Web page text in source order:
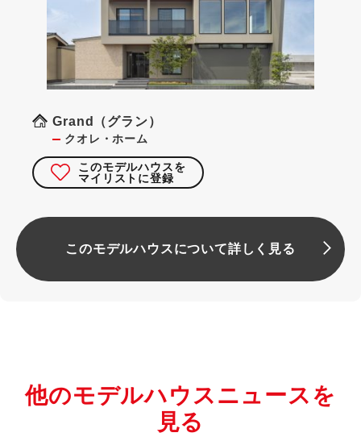
Grand（グラン）
クオレ・ホーム
このモデルハウスを
マイリストに登録
このモデルハウスについて詳しく見る
他のモデルハウスニュースを
見る